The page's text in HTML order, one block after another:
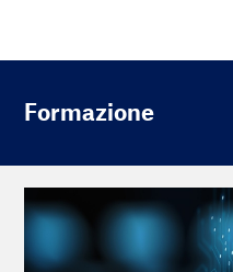
Formazione